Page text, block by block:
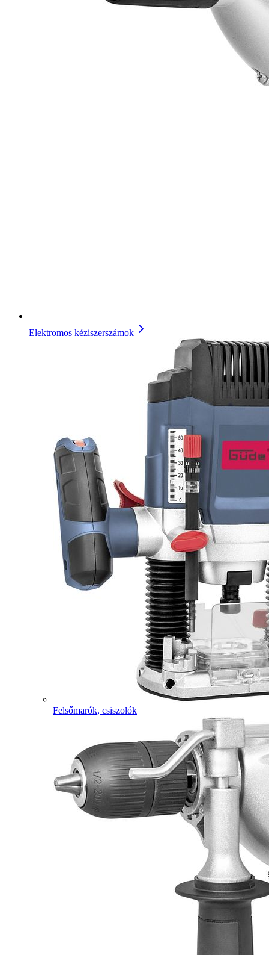
Elektromos kéziszerszámok
Felsőmarók, csiszolók